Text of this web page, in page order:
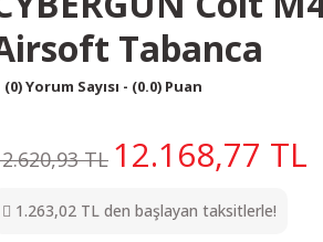
Tabanca
(0) Yorum Sayısı - (0.0) Puan
TL 12.168,77 TL
1.263,02 TL den başlayan taksitlerle!